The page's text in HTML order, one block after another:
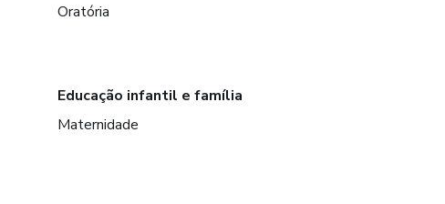
Oratória
Educação infantil e família
Maternidade